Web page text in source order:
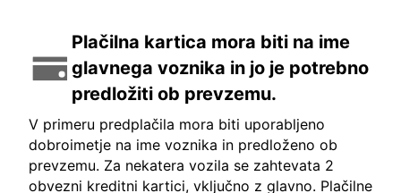
Plačilna kartica mora biti na ime
glavnega voznika in jo je potrebno
predložiti ob prevzemu.
V primeru predplačila mora biti uporabljeno
dobroimetje na ime voznika in predloženo ob
prevzemu. Za nekatera vozila se zahtevata 2
obvezni kreditni kartici, vključno z glavno. Plačilne